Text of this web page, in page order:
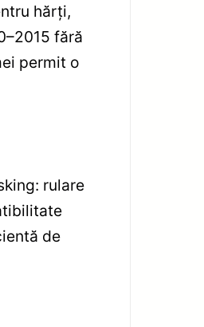
hărți,
fără
permit o
rulare
de